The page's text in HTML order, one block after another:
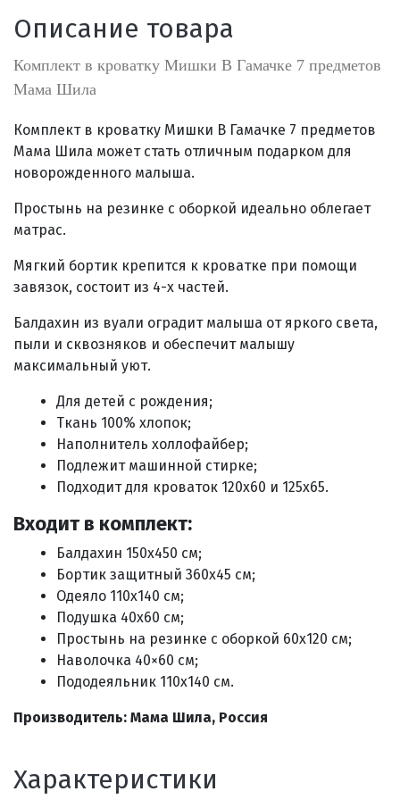
Описание товара
Комплект в кроватку Мишки В Гамачке 7 предметов
Мама Шила
Комплект в кроватку Мишки В Гамачке 7 предметов
Мама Шила может стать отличным подарком для
новорожденного малыша.
Простынь на резинке с оборкой идеально облегает
матрас.
Мягкий бортик крепится к кроватке при помощи
завязок, состоит из 4-х частей.
Балдахин из вуали оградит малыша от яркого света,
пыли и сквозняков и обеспечит малышу
максимальный уют.
Для детей с рождения;
Ткань 100% хлопок;
Наполнитель холлофайбер;
Подлежит машинной стирке;
Подходит для кроваток 120х60 и 125х65.
Входит в комплект:
Балдахин 150х450 см;
Бортик защитный 360х45 см;
Одеяло 110х140 см;
Подушка 40х60 см;
Простынь на резинке с оборкой 60х120 см;
Наволочка 40×60 см;
Пододеяльник 110х140 см.
Производитель: Мама Шила, Россия
Характеристики